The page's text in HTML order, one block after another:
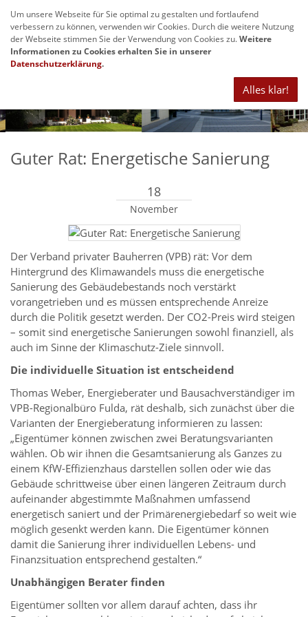
Guter Rat: Energetische Sanierung
18
November
Der Verband privater Bauherren (VPB) rät: Vor dem
Hintergrund des Klimawandels muss die energetische
Sanierung des Gebäudebestands noch verstärkt
vorangetrieben und es müssen entsprechende Anreize
durch die Politik gesetzt werden. Der CO2-Preis wird steigen
– somit sind energetische Sanierungen sowohl finanziell, als
auch im Sinne der Klimaschutz-Ziele sinnvoll.
Die individuelle Situation ist entscheidend
Thomas Weber, Energieberater und Bausachverständiger im
VPB-Regionalbüro Fulda, rät deshalb, sich zunächst über die
Varianten der Energieberatung informieren zu lassen:
„Eigentümer können zwischen zwei Beratungsvarianten
wählen. Ob wir ihnen die Gesamtsanierung als Ganzes zu
einem KfW-Effizienzhaus darstellen sollen oder wie das
Gebäude schrittweise über einen längeren Zeitraum durch
aufeinander abgestimmte Maßnahmen umfassend
energetisch saniert und der Primärenergiebedarf so weit wie
möglich gesenkt werden kann. Die Eigentümer können
damit die Sanierung ihrer individuellen Lebens- und
Finanzsituation entsprechend gestalten.“
Unabhängigen Berater finden
Eigentümer sollten vor allem darauf achten, dass ihr
Um unsere Webseite für Sie optimal zu gestalten und fortlaufend
verbessern zu können, verwenden wir Cookies. Durch die weitere Nutzung
der Webseite stimmen Sie der Verwendung von Cookies zu.Weitere
Informationen zu Cookies erhalten Sie in unserer
Datenschutzerklärung.
Alles klar!